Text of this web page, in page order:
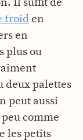
Il suffit de
froid en
en
plus ou
deux palettes
peut aussi
comme
les petits